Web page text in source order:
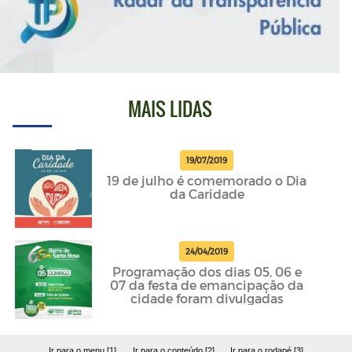
MAIS LIDAS
19/07/2019
19 de julho é comemorado o Dia
da Caridade
24/04/2019
Programação dos dias 05, 06 e
07 da festa de emancipação da
cidade foram divulgadas